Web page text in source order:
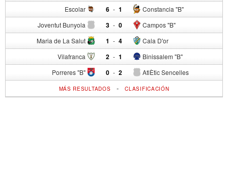
Escolar 6 - Constancia "B"
1
Joventut Bunyola 3 - Campos "B"
0
Maria de La Salut 1 - Cala D'or
4
Vilafranca 2 - Binissalem "B"
1
Porreres "B" 0 - AtlÈtic Sencelles
2
MÁS RESULTADOS -CLASIFICACIÓN